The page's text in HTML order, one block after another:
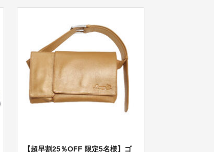
【超早割25％OFF 限定5名様】ゴ